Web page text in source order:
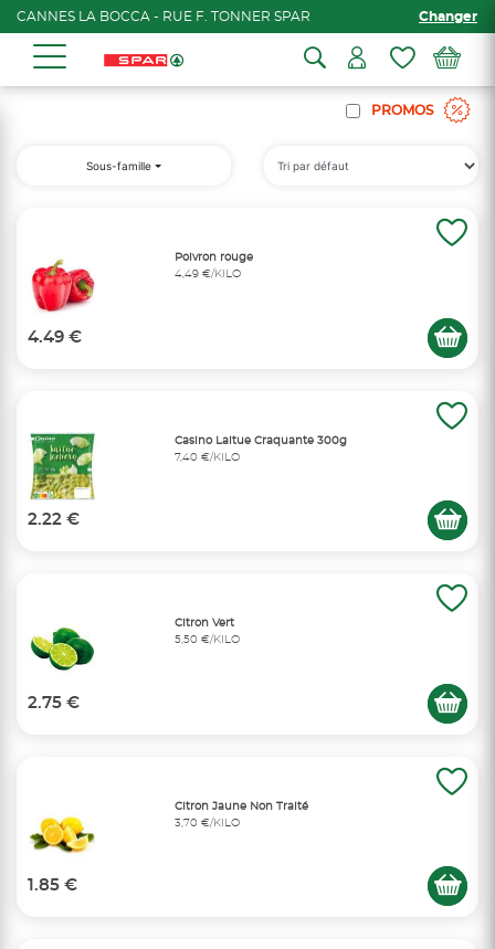
CANNES LA BOCCA - RUE F. TONNER SPAR Changer
PROMOS
Sous-famille
Poivron rouge
4,49 €/KILO
4.49 €
Casino Laitue Craquante 300g
7,40 €/KILO
2.22 €
Citron Vert
5,50 €/KILO
2.75 €
Citron Jaune Non Traité
3,70 €/KILO
1.85 €